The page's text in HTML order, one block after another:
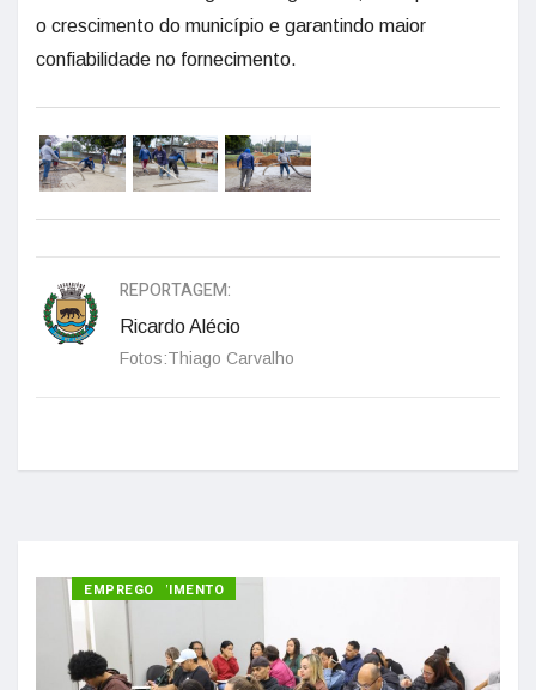
o crescimento do município e garantindo maior
confiabilidade no fornecimento.
REPORTAGEM:
Ricardo Alécio
Fotos:Thiago Carvalho
DESENVOLVIMENTO
EMPREGO